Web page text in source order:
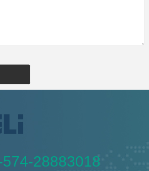
28883018